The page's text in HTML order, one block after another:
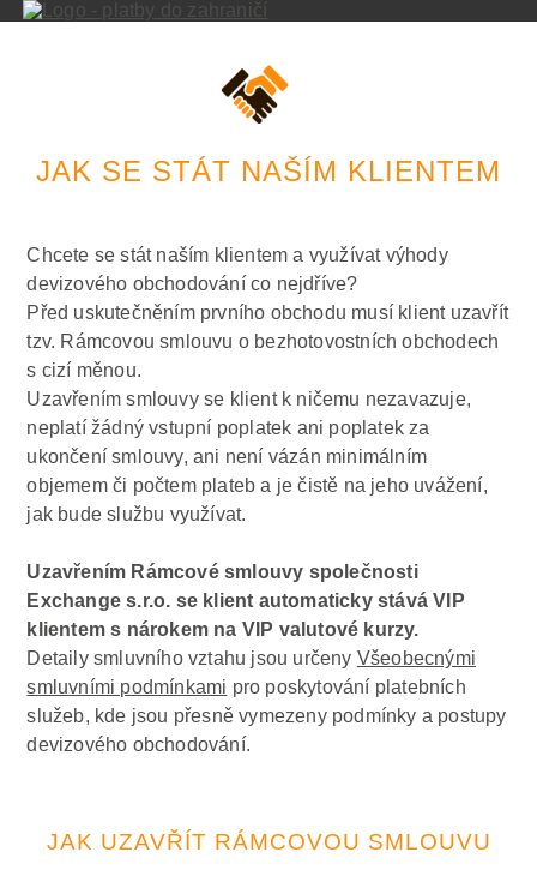
JAK SE STÁT NAŠÍM KLIENTEM
Chcete se stát naším klientem a využívat výhody
devizového obchodování co nejdříve?
Před uskutečněním prvního obchodu musí klient uzavřít
tzv. Rámcovou smlouvu o bezhotovostních obchodech
s cizí měnou.
Uzavřením smlouvy se klient k ničemu nezavazuje,
neplatí žádný vstupní poplatek ani poplatek za
ukončení smlouvy, ani není vázán minimálním
objemem či počtem plateb a je čistě na jeho uvážení,
jak bude službu využívat.
Uzavřením Rámcové smlouvy společnosti
Exchange s.r.o. se klient automaticky stává VIP
klientem s nárokem na VIP valutové kurzy.
Detaily smluvního vztahu jsou určeny Všeobecnými
smluvními podmínkami pro poskytování platebních
služeb, kde jsou přesně vymezeny podmínky a postupy
devizového obchodování.
JAK UZAVŘÍT RÁMCOVOU SMLOUVU